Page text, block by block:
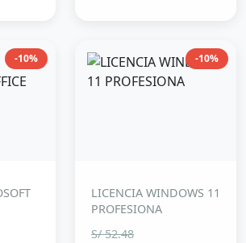
-10% -10%
LICENCIA WINDOWS 11
PROFESIONA
S/ 52.48